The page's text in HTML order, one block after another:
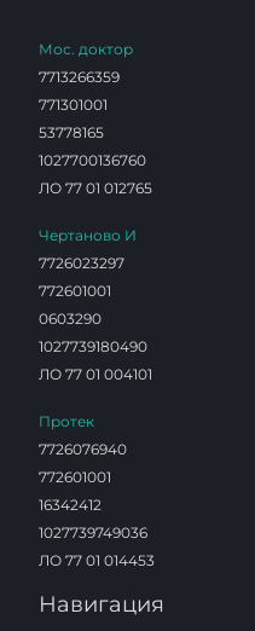
Мос. доктор
7713266359
771301001
53778165
1027700136760
ЛО 77 01 012765
Чертаново И
7726023297
772601001
0603290
1027739180490
ЛО 77 01 004101
Протек
7726076940
772601001
16342412
1027739749036
ЛО 77 01 014453
Навигация